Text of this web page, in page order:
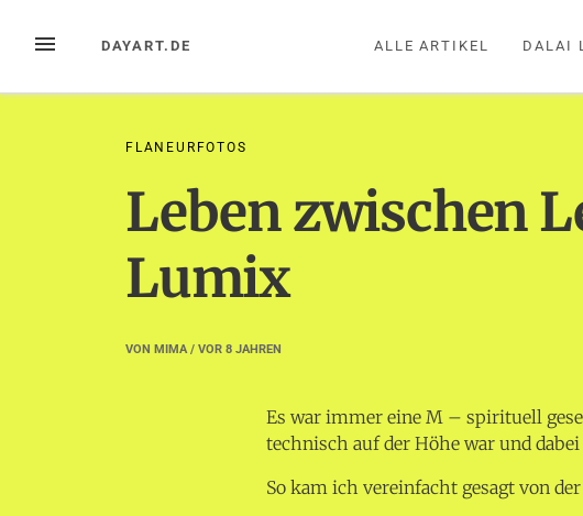
InhaltMENÜ DAYART.DE ALLE ARTIKEL DALAI
FLANEURFOTOS
Leben zwischen
Lumix
VON MIMA/ VOR 8 JAHREN
Es war immer eine M – spirituell
technisch auf der Höhe war und
So kam ich vereinfacht gesagt von